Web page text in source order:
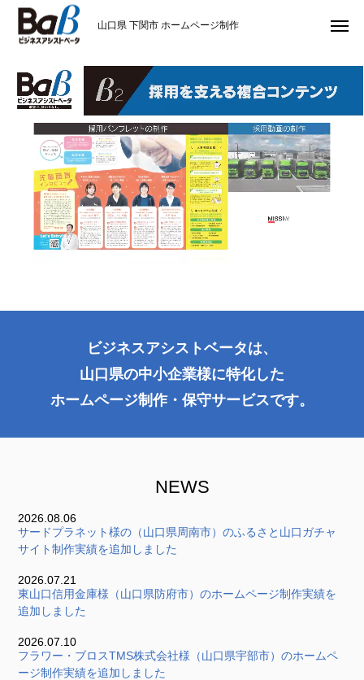
山口県 下関市 ホームページ制作
ビジネスアシストベータは、
山口県の中小企業様に特化した
ホームページ制作・保守サービスです。
NEWS
2026.08.06
サードプラネット様の（山口県周南市）のふるさと山口ガチャ
サイト制作実績を追加しました
2026.07.21
東山口信用金庫様（山口県防府市）のホームページ制作実績を
追加しました
2026.07.10
フラワー・ブロスTMS株式会社様（山口県宇部市）のホームペ
ージ制作実績を追加しました